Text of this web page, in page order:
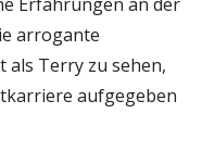
arrogante
als Terry zu sehen,
aufgegeben